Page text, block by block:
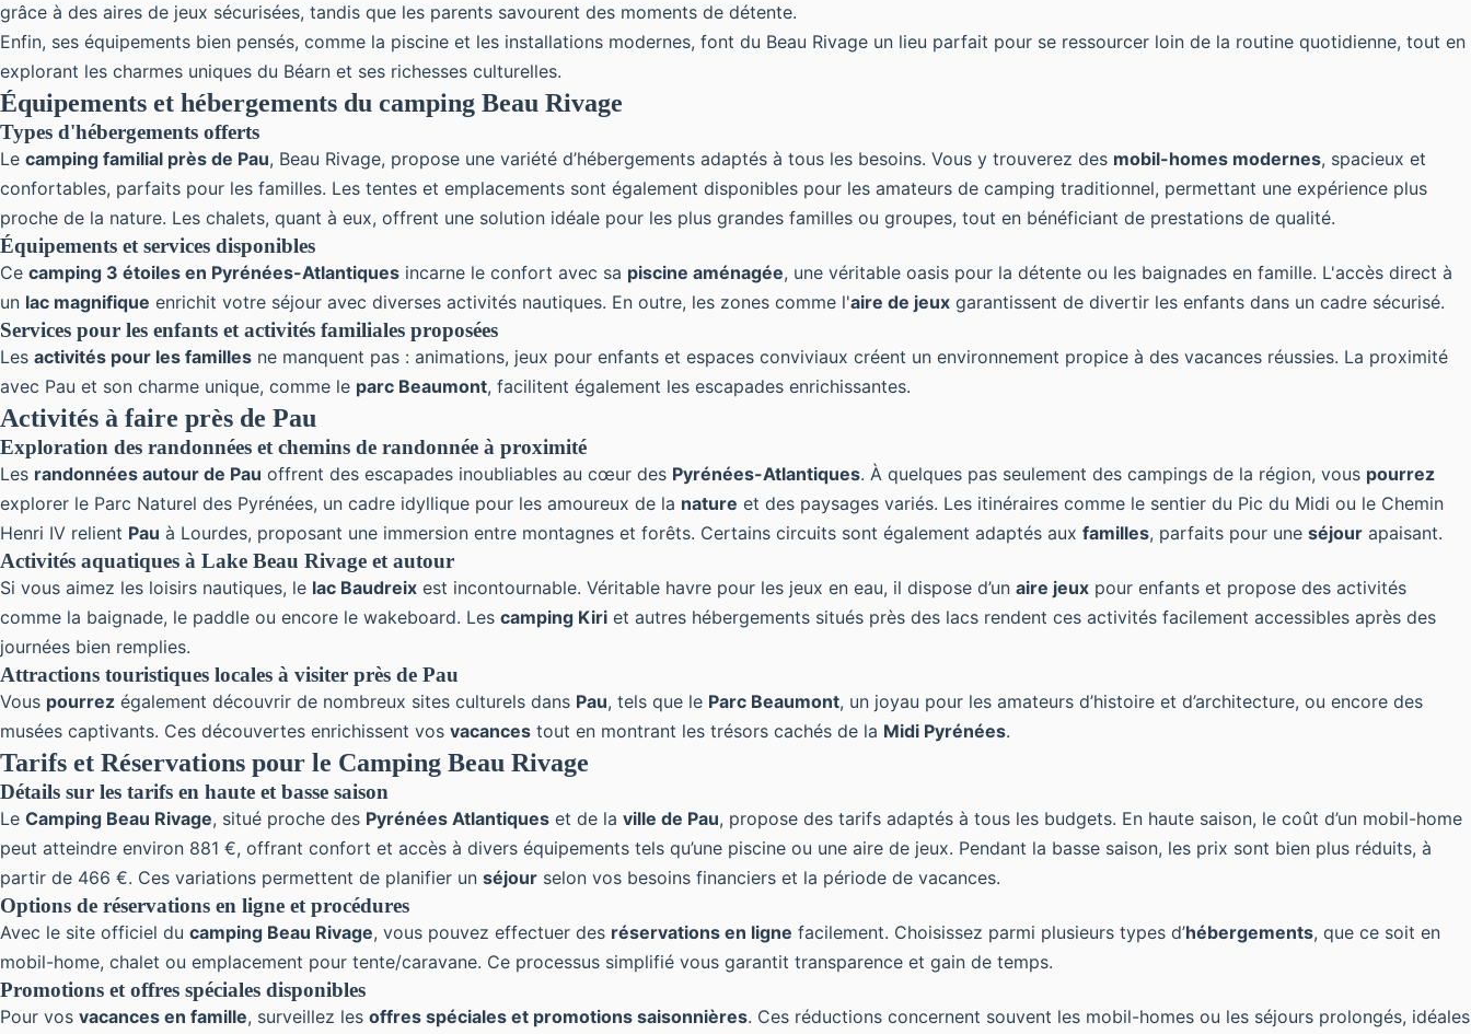
grâce à des aires de jeux sécurisées, tandis que les parents savourent des moments de détente.
Enfin, ses équipements bien pensés, comme la piscine et les installations modernes, font du Beau Rivage un lieu parfait pour se ressourcer loin de la routine quotidienne, tout en
explorant les charmes uniques du Béarn et ses richesses culturelles.
Équipements et hébergements du camping Beau Rivage
Types d'hébergements offerts
Le camping familial près de Pau, Beau Rivage, propose une variété d’hébergements adaptés à tous les besoins. Vous y trouverez des mobil-homes modernes, spacieux et
confortables, parfaits pour les familles. Les tentes et emplacements sont également disponibles pour les amateurs de camping traditionnel, permettant une expérience plus
proche de la nature. Les chalets, quant à eux, offrent une solution idéale pour les plus grandes familles ou groupes, tout en bénéficiant de prestations de qualité.
Équipements et services disponibles
Ce camping 3 étoiles en Pyrénées-Atlantiques incarne le confort avec sa piscine aménagée, une véritable oasis pour la détente ou les baignades en famille. L'accès direct à
un lac magnifique enrichit votre séjour avec diverses activités nautiques. En outre, les zones comme l'aire de jeux garantissent de divertir les enfants dans un cadre sécurisé.
Services pour les enfants et activités familiales proposées
Les activités pour les familles ne manquent pas : animations, jeux pour enfants et espaces conviviaux créent un environnement propice à des vacances réussies. La proximité
avec Pau et son charme unique, comme le parc Beaumont, facilitent également les escapades enrichissantes.
Activités à faire près de Pau
Exploration des randonnées et chemins de randonnée à proximité
Les randonnées autour de Pau offrent des escapades inoubliables au cœur des Pyrénées-Atlantiques. À quelques pas seulement des campings de la région, vous pourrez
explorer le Parc Naturel des Pyrénées, un cadre idyllique pour les amoureux de la nature et des paysages variés. Les itinéraires comme le sentier du Pic du Midi ou le Chemin
Henri IV relient Pau à Lourdes, proposant une immersion entre montagnes et forêts. Certains circuits sont également adaptés aux familles, parfaits pour une séjour apaisant.
Activités aquatiques à Lake Beau Rivage et autour
Si vous aimez les loisirs nautiques, le lac Baudreix est incontournable. Véritable havre pour les jeux en eau, il dispose d’un aire jeux pour enfants et propose des activités
comme la baignade, le paddle ou encore le wakeboard. Les camping Kiri et autres hébergements situés près des lacs rendent ces activités facilement accessibles après des
journées bien remplies.
Attractions touristiques locales à visiter près de Pau
Vous pourrez également découvrir de nombreux sites culturels dans Pau, tels que le Parc Beaumont, un joyau pour les amateurs d’histoire et d’architecture, ou encore des
musées captivants. Ces découvertes enrichissent vos vacances tout en montrant les trésors cachés de la Midi Pyrénées.
Tarifs et Réservations pour le Camping Beau Rivage
Détails sur les tarifs en haute et basse saison
Le Camping Beau Rivage, situé proche des Pyrénées Atlantiques et de la ville de Pau, propose des tarifs adaptés à tous les budgets. En haute saison, le coût d’un mobil-home
peut atteindre environ 881 €, offrant confort et accès à divers équipements tels qu’une piscine ou une aire de jeux. Pendant la basse saison, les prix sont bien plus réduits, à
partir de 466 €. Ces variations permettent de planifier un séjour selon vos besoins financiers et la période de vacances.
Options de réservations en ligne et procédures
Avec le site officiel du camping Beau Rivage, vous pouvez effectuer des réservations en ligne facilement. Choisissez parmi plusieurs types d’hébergements, que ce soit en
mobil-home, chalet ou emplacement pour tente/caravane. Ce processus simplifié vous garantit transparence et gain de temps.
Promotions et offres spéciales disponibles
Pour vos vacances en famille, surveillez les offres spéciales et promotions saisonnières. Ces réductions concernent souvent les mobil-homes ou les séjours prolongés, idéales